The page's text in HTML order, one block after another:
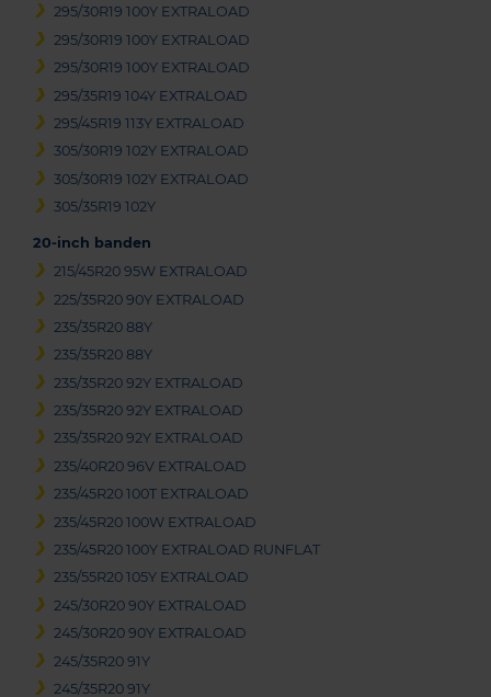
295/30R19 100Y EXTRALOAD
295/30R19 100Y EXTRALOAD
295/30R19 100Y EXTRALOAD
295/35R19 104Y EXTRALOAD
295/45R19 113Y EXTRALOAD
305/30R19 102Y EXTRALOAD
305/30R19 102Y EXTRALOAD
305/35R19 102Y
20-inch banden
215/45R20 95W EXTRALOAD
225/35R20 90Y EXTRALOAD
235/35R20 88Y
235/35R20 88Y
235/35R20 92Y EXTRALOAD
235/35R20 92Y EXTRALOAD
235/35R20 92Y EXTRALOAD
235/40R20 96V EXTRALOAD
235/45R20 100T EXTRALOAD
235/45R20 100W EXTRALOAD
235/45R20 100Y EXTRALOAD RUNFLAT
235/55R20 105Y EXTRALOAD
245/30R20 90Y EXTRALOAD
245/30R20 90Y EXTRALOAD
245/35R20 91Y
245/35R20 91Y